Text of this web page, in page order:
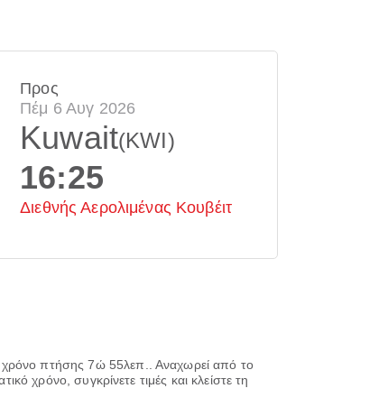
Προς
Πέμ 6 Αυγ 2026
Kuwait(KWI)
16:25
Διεθνής Αερολιμένας Κουβέιτ
χρόνο πτήσης7ώ 55λεπ.
. Αναχωρεί από το
χρόνο, συγκρίνετε τιμές και κλείστε τη